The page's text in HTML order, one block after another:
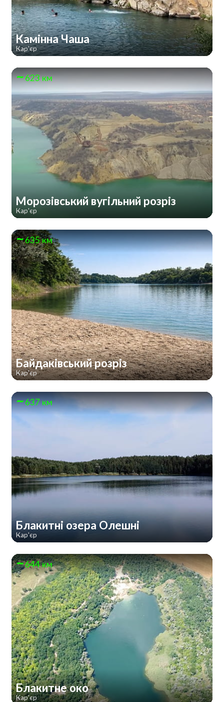
Камінна Чаша
Кар'єр
623 км
Морозівський вугільний розріз
Кар'єр
635 км
Байдаківський розріз
Кар'єр
637 км
Блакитні озера Олешні
Кар'єр
644 км
Блакитне око
Кар'єр